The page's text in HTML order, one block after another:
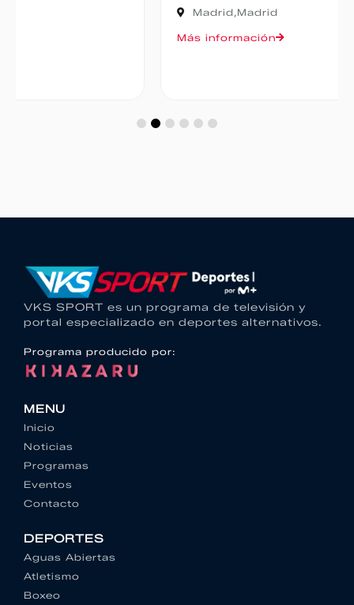
VKS SPORT es un programa de televisión y
portal especializado en deportes alternativos.
Programa producido por:
MENU
Inicio
Noticias
Programas
Eventos
Contacto
DEPORTES
Aguas Abiertas
Atletismo
Boxeo